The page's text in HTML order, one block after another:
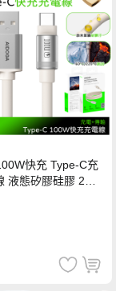
快充 Type-C充
液態矽膠硅膠 2M